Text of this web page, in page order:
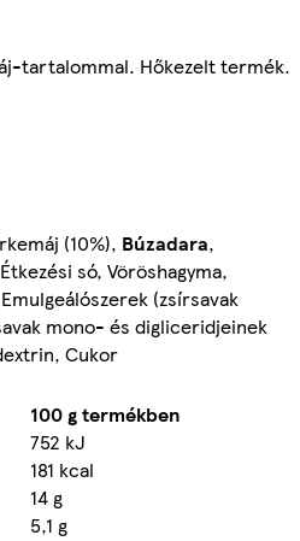
tartalommal. Hőkezelt termék.
(10%), Búzadara,
só, Vöröshagyma,
(zsírsavak
mono- és digliceridjeinek
Cukor
100 g termékben
752 kJ
181 kcal
14 g
5,1 g